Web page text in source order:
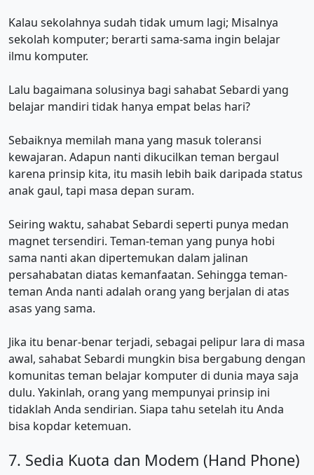
Kalau sekolahnya sudah tidak umum lagi; Misalnya
sekolah komputer; berarti sama-sama ingin belajar
ilmu komputer.
Lalu bagaimana solusinya bagi sahabat Sebardi yang
belajar mandiri tidak hanya empat belas hari?
Sebaiknya memilah mana yang masuk toleransi
kewajaran. Adapun nanti dikucilkan teman bergaul
karena prinsip kita, itu masih lebih baik daripada status
anak gaul, tapi masa depan suram.
Seiring waktu, sahabat Sebardi seperti punya medan
magnet tersendiri. Teman-teman yang punya hobi
sama nanti akan dipertemukan dalam jalinan
persahabatan diatas kemanfaatan. Sehingga teman-
teman Anda nanti adalah orang yang berjalan di atas
asas yang sama.
Jika itu benar-benar terjadi, sebagai pelipur lara di masa
awal, sahabat Sebardi mungkin bisa bergabung dengan
komunitas teman belajar komputer di dunia maya saja
dulu. Yakinlah, orang yang mempunyai prinsip ini
tidaklah Anda sendirian. Siapa tahu setelah itu Anda
bisa kopdar ketemuan.
7. Sedia Kuota dan Modem (Hand Phone)